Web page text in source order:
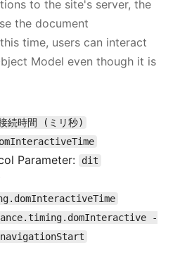
to the site's server, the
the document
time, users can interact
Model even though it is
続時間 (ミリ秒)
Parameter: dit
-